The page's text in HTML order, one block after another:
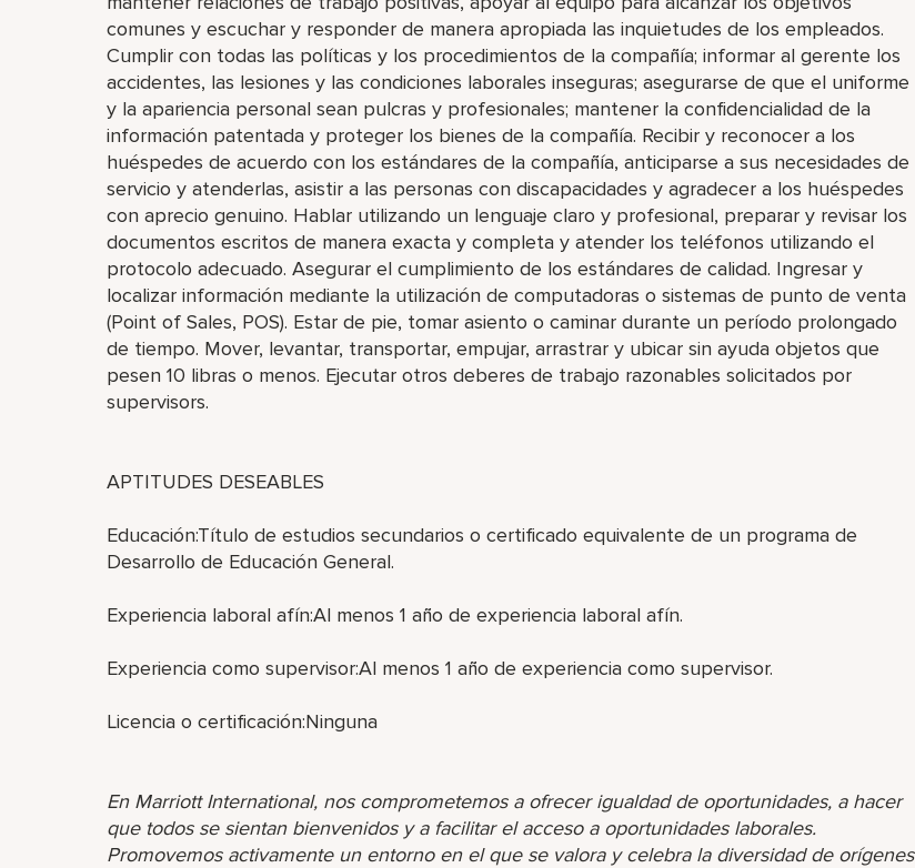
comunes y escuchar y responder de manera apropiada las inquietudes de los empleados.
Cumplir con todas las políticas y los procedimientos de la compañía; informar al gerente los
accidentes, las lesiones y las condiciones laborales inseguras; asegurarse de que el uniforme
y la apariencia personal sean pulcras y profesionales; mantener la confidencialidad de la
información patentada y proteger los bienes de la compañía. Recibir y reconocer a los
huéspedes de acuerdo con los estándares de la compañía, anticiparse a sus necesidades de
servicio y atenderlas, asistir a las personas con discapacidades y agradecer a los huéspedes
con aprecio genuino. Hablar utilizando un lenguaje claro y profesional, preparar y revisar los
documentos escritos de manera exacta y completa y atender los teléfonos utilizando el
protocolo adecuado. Asegurar el cumplimiento de los estándares de calidad. Ingresar y
localizar información mediante la utilización de computadoras o sistemas de punto de venta
(Point of Sales, POS). Estar de pie, tomar asiento o caminar durante un período prolongado
de tiempo. Mover, levantar, transportar, empujar, arrastrar y ubicar sin ayuda objetos que
pesen 10 libras o menos. Ejecutar otros deberes de trabajo razonables solicitados por
supervisors.
APTITUDES DESEABLES
Educación:Título de estudios secundarios o certificado equivalente de un programa de
Desarrollo de Educación General.
Experiencia laboral afín:Al menos 1 año de experiencia laboral afín.
Experiencia como supervisor:Al menos 1 año de experiencia como supervisor.
Licencia o certificación:Ninguna
En Marriott International, nos comprometemos a ofrecer igualdad de oportunidades, a hacer
que todos se sientan bienvenidos y a facilitar el acceso a oportunidades laborales.
Promovemos activamente un entorno en el que se valora y celebra la diversidad de orígenes